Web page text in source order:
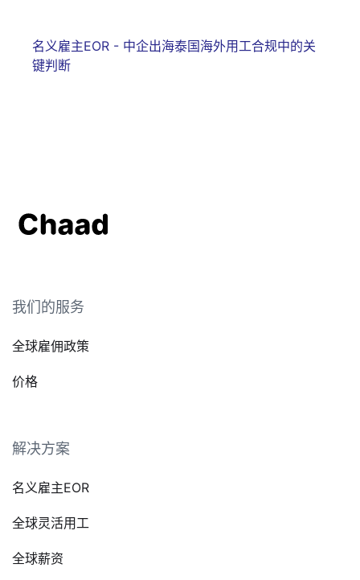
名义雇主EOR - 中企出海泰国海外用工合规中的关
键判断
我们的服务
全球雇佣政策
价格
解决方案
名义雇主EOR
全球灵活用工
全球薪资